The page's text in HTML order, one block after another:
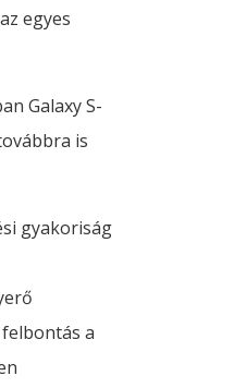
egyes
Galaxy S-
is
gyakoriság
felbontás a